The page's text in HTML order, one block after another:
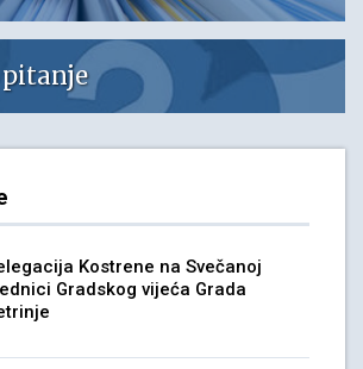
Kostrene na Svečanoj
Gradskog vijeća Grada